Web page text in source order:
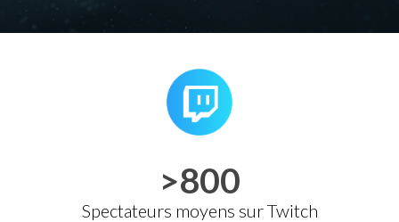
>800
Spectateurs moyens sur Twitch